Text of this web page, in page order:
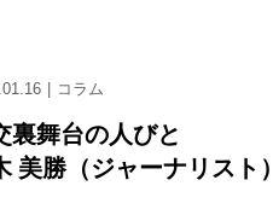
コラム
裏舞台の人びと
美勝（ジャーナリスト）